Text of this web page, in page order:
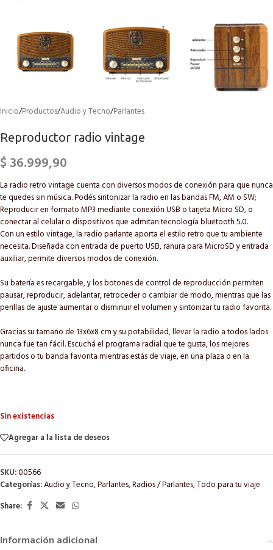
Inicio/Productos/Audio y Tecno/Parlantes
Reproductor radio vintage
$ 36.999,90
La radio retro vintage cuenta con diversos modos de conexión para que nunca
te quedes sin música. Podés sintonizar la radio en las bandas FM, AM o SW;
Reproducir en formato MP3 mediante conexión USB o tarjeta Micro SD, o
conectar al celular o dispositivos que admitan tecnología bluetooth 5.0.
Con un estilo vintage, la radio parlante aporta el estilo retro que tu ambiente
necesita. Diseñada con entrada de puerto USB, ranura para MicroSD y entrada
auxiliar, permite diversos modos de conexión.
Su batería es recargable, y los botones de control de reproducción permiten
pausar, reproducir, adelantar, retroceder o cambiar de modo, mientras que las
perillas de ajuste aumentar o disminuir el volumen y sintonizar tu radio favorita.
Gracias su tamaño de 13x6x8 cm y su potabilidad, llevar la radio a todos lados
nunca fue tan fácil. Escuchá el programa radial que te gusta, los mejores
partidos o tu banda favorita mientras estás de viaje, en una plaza o en la
oficina.
Sin existencias
Agregar a la lista de deseos
SKU:00566
Categorías:Audio y Tecno,Parlantes,Radios / Parlantes,Todo para tu viaje
Share:
Información adicional